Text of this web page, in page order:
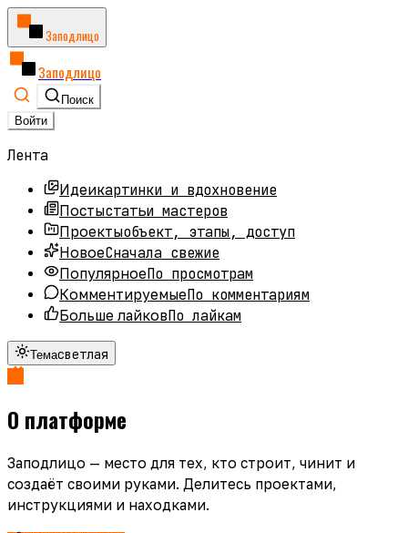
Заподлицо
Заподлицо
Поиск
Войти
Лента
Идеикартинки и вдохновение
Постыстатьи мастеров
Проектыобъект, этапы, доступ
НовоеСначала свежие
ПопулярноеПо просмотрам
КомментируемыеПо комментариям
Больше лайковПо лайкам
Темасветлая
О платформе
Заподлицо — место для тех, кто строит, чинит и
создаёт своими руками. Делитесь проектами,
инструкциями и находками.